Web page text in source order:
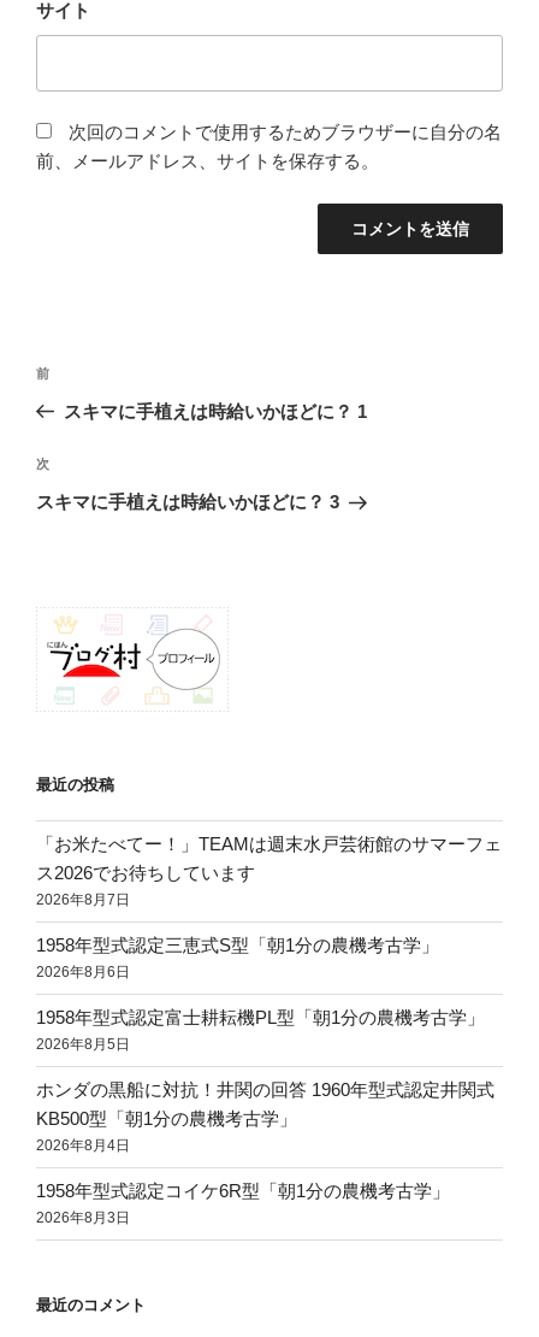
サイト
次回のコメントで使用するためブラウザーに自分の名
前、メールアドレス、サイトを保存する。
投
ビ
ゲ
ン
前
の
稿
前
スキマに手植えは時給いかほどに？ 1
次
の
次
スキマに手植えは時給いかほどに？ 3
最近の投稿
「お米たべてー！」TEAMは週末水戸芸術館のサマーフェ
ス2026でお待ちしています
2026年8月7日
1958年型式認定三恵式S型「朝1分の農機考古学」
2026年8月6日
1958年型式認定富士耕耘機PL型「朝1分の農機考古学」
2026年8月5日
ホンダの黒船に対抗！井関の回答 1960年型式認定井関式
KB500型「朝1分の農機考古学」
2026年8月4日
1958年型式認定コイケ6R型「朝1分の農機考古学」
2026年8月3日
最近のコメント